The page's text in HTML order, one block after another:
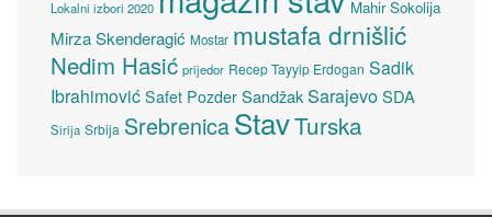
Lokalni izbori 2020 Mahir Sokolija
Mirza Skenderagić Mostar mustafa drnišlić
Nedim Hasić prijedor Recep Tayyip Erdogan Sadik
Ibrahimović Safet Pozder SandžakSarajevoSDA
Sirija Srbija SrebrenicaStavTurska